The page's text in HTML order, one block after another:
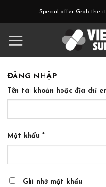
Special offer. Grab the
ĐĂNG NHẬP
Tên tài khoản hoặc địa chỉ
Mật khẩu *
Ghi nhớ mật khẩu